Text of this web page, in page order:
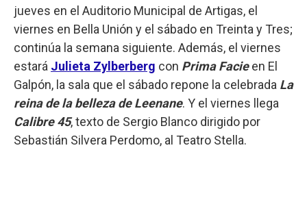
jueves en el Auditorio Municipal de Artigas, el
viernes en Bella Unión y el sábado en Treinta y Tres;
continúa la semana siguiente. Además, el viernes
estará Julieta Zylberberg con Prima Facieen El
Galpón, la sala que el sábado repone la celebrada La
reina de la belleza de Leenane. Y el viernes llega
Calibre 45, texto de Sergio Blanco dirigido por
Sebastián Silvera Perdomo, al Teatro Stella.